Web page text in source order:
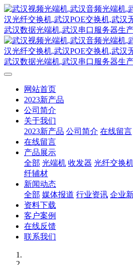
网站首页
2023新产品
公司简介
关于我们
2023新产品 公司简介 在线留言
在线留言
产品展示
全部 光端机 收发器 光纤交换
纤辅材
新闻动态
全部 媒体报道 行业资讯 企业
资料下载
客户案例
在线反馈
联系我们